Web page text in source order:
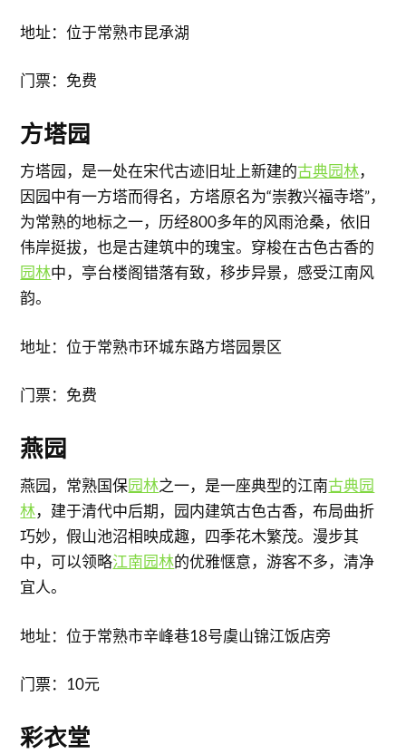
地址：位于常熟市昆承湖
门票：免费
​方塔园
方塔园，是一处在宋代古迹旧址上新建的古典园林，
因园中有一方塔而得名，方塔原名为“崇教兴福寺塔”，
为常熟的地标之一，历经800多年的风雨沧桑，依旧
伟岸挺拔，也是古建筑中的瑰宝。穿梭在古色古香的
园林中，亭台楼阁错落有致，移步异景，感受江南风
韵。
地址：位于常熟市环城东路方塔园景区
门票：免费
​燕园
燕园，常熟国保园林之一，是一座典型的江南古典园
林，建于清代中后期，园内建筑古色古香，布局曲折
巧妙，假山池沼相映成趣，四季花木繁茂。漫步其
中，可以领略江南园林的优雅惬意，游客不多，清净
宜人。
地址：位于常熟市辛峰巷18号虞山锦江饭店旁
门票：10元
​彩衣堂